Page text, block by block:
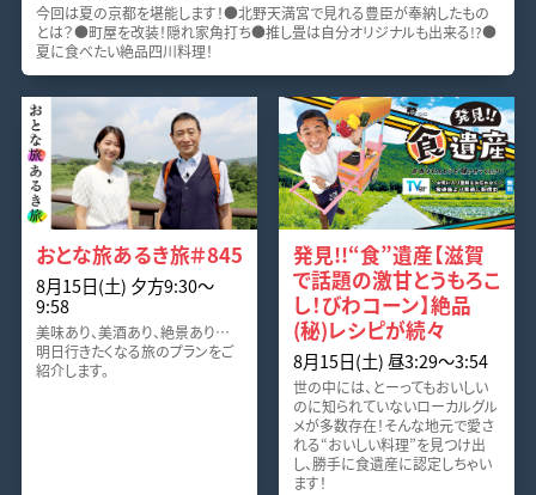
今回は夏の京都を堪能します！●北野天満宮で見れる豊臣が奉納したもの
とは？●町屋を改装！隠れ家角打ち●推し畳は自分オリジナルも出来る!?●
夏に食べたい絶品四川料理！
おとな旅あるき旅＃845
8月15日(土) 夕方9:30〜
9:58
美味あり、美酒あり、絶景あり…
明日行きたくなる旅のプランをご
紹介します。
発見!!“食”遺産【滋賀
で話題の激甘とうもろこ
し！びわコーン】絶品
(秘)レシピが続々
8月15日(土) 昼3:29〜3:54
世の中には、とーってもおいしい
のに知られていないローカルグル
メが多数存在！そんな地元で愛さ
れる“おいしい料理”を見つけ出
し、勝手に食遺産に認定しちゃい
ます！